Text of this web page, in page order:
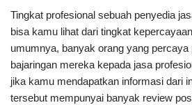
Tingkat profesional sebuah penyedia
bisa kamu lihat dari tingkat
umumnya, banyak orang yang
bajaringan mereka kepada jasa
jika kamu mendapatkan informasi dari
tersebut mempunyai banyak review